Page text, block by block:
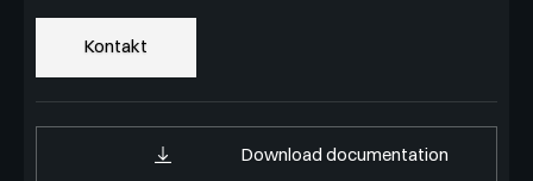
Kontakt
Download documentation